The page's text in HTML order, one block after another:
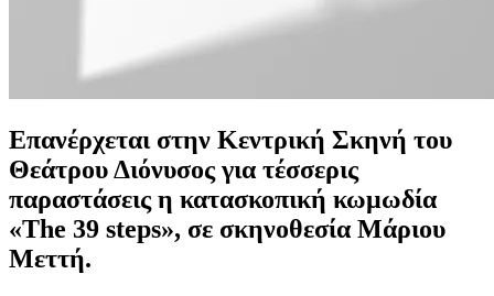
Επανέρχεται στην Κεντρική Σκηνή του
Θεάτρου Διόνυσος για τέσσερις
παραστάσεις η κατασκοπική κωμωδία
«The 39 steps», σε σκηνοθεσίαΜάριου
Μεττή.